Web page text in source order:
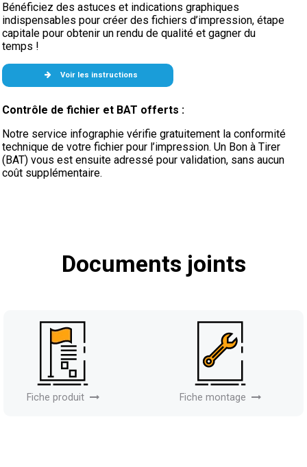
Bénéficiez des astuces et indications graphiques
indispensables pour créer des fichiers d’impression, étape
capitale pour obtenir un rendu de qualité et gagner du
temps !
Voir les instructions
Contrôle de fichier et BAT offerts :
Notre service infographie vérifie gratuitement la conformité
technique de votre fichier pour l’impression. Un Bon à Tirer
(BAT) vous est ensuite adressé pour validation, sans aucun
coût supplémentaire.
Documents joints
Fiche produit Fiche montage